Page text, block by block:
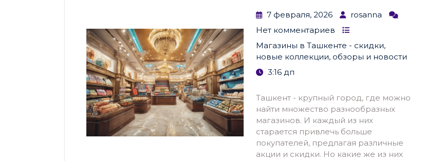
7 февраля, 2026
rosanna
Нет комментариев
Магазины в Ташкенте - скидки,
новые коллекции, обзоры и новости
3:16 дп
Ташкент - крупный город, где можно
найти множество разнообразных
магазинов. И каждый из них
старается привлечь больше
покупателей, предлагая различные
акции и скидки. Но какие же из них